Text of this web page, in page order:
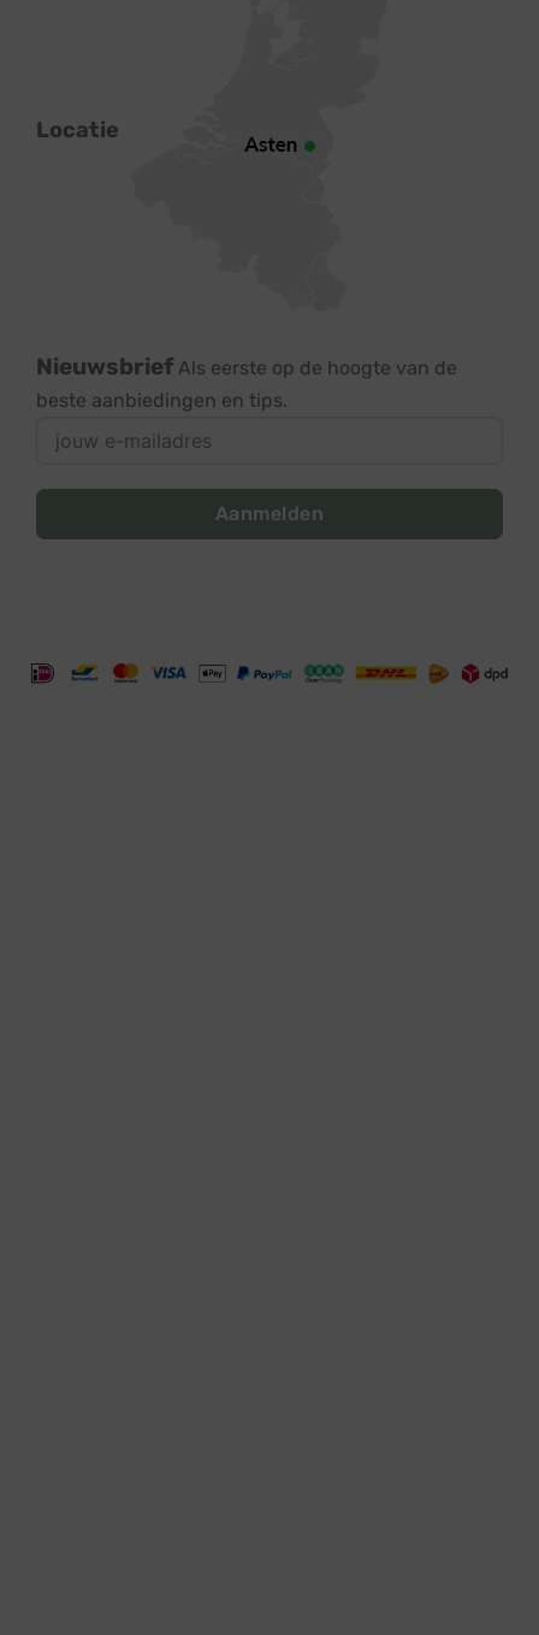
Locatie
Nieuwsbrief Als eerste op de hoogte van de
beste aanbiedingen en tips.
Aanmelden